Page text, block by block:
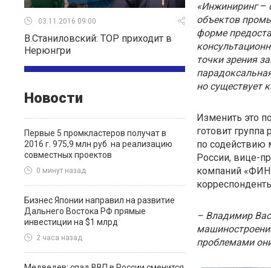
03.11.2016 09:00
В.Станиловский: ТОР приходит в
Нерюнгри
Новости
Первые 5 промкластеров получат в
2016 г. 975,9 млн руб. на реализацию
совместных проектов
0 минут назад
Бизнес Японии направил на развитие
Дальнего Востока РФ прямые
инвестиции на $1 млрд
2 часа назад
«Инжиниринг–
объектов
форме
точки зрения
но существует
Изменить это
готовит
по содействию
России, вице-
компаний
– Владимир
проблемами